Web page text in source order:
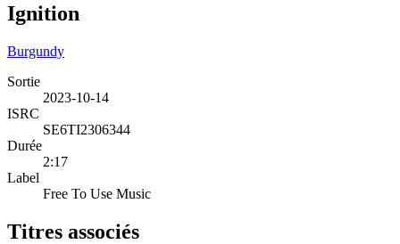
Ignition
Burgundy
Sortie
2023-10-14
ISRC
SE6TI2306344
Durée
2:17
Label
Free To Use Music
Titres associés